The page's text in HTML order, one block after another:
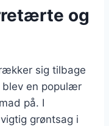
og
sig tilbage
en populær
på. I
grøntsag i